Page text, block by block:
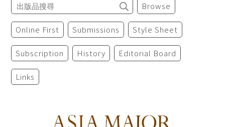
Browse
Online First Submissions Style Sheet
Subscription History Editorial Board
Links